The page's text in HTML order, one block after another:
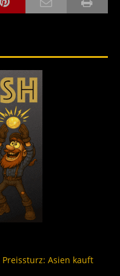
Asien kauft